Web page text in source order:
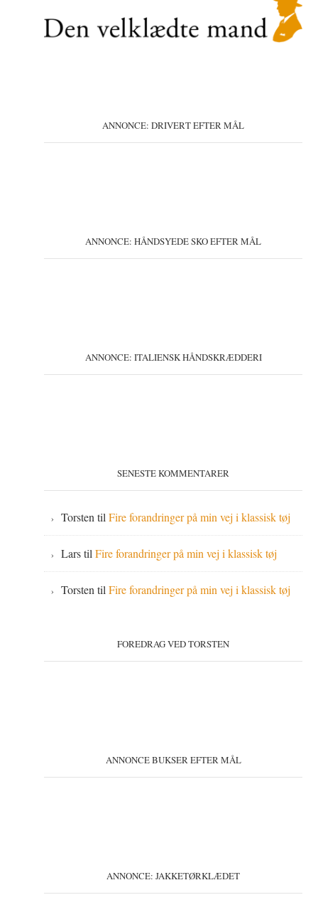
ANNONCE: DRIVERT EFTER MÅL
ANNONCE: HÅNDSYEDE SKO EFTER MÅL
ANNONCE: ITALIENSK HÅNDSKRÆDDERI
SENESTE KOMMENTARER
Torsten tilFire forandringer på min vej i klassisk tøj
LarstilFire forandringer på min vej i klassisk tøj
Torsten tilFire forandringer på min vej i klassisk tøj
FOREDRAG VED TORSTEN
ANNONCE BUKSER EFTER MÅL
ANNONCE: JAKKETØRKLÆDET